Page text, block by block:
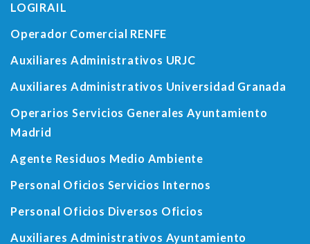
LOGIRAIL
Operador Comercial RENFE
Auxiliares Administrativos URJC
Auxiliares Administrativos Universidad Granada
Operarios Servicios Generales Ayuntamiento
Madrid
Agente Residuos Medio Ambiente
Personal Oficios Servicios Internos
Personal Oficios Diversos Oficios
Auxiliares Administrativos Ayuntamiento